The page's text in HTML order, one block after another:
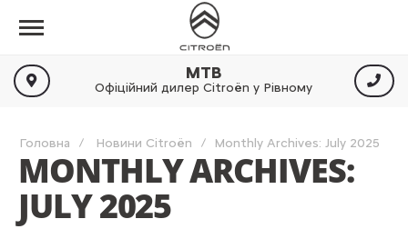
МТВ
Офіційний дилер Citroën у Рівному
Головна Новини Citroën Monthly Archives: July 2025
MONTHLY ARCHIVES:
JULY 2025